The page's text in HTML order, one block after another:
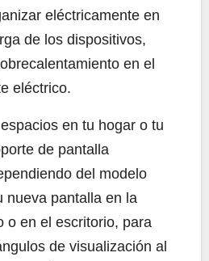
eléctricamente en
de los dispositivos,
en el
eléctrico.
en tu hogar o tu
de pantalla
del modelo
nueva pantalla en la
o en el escritorio, para
de visualización al